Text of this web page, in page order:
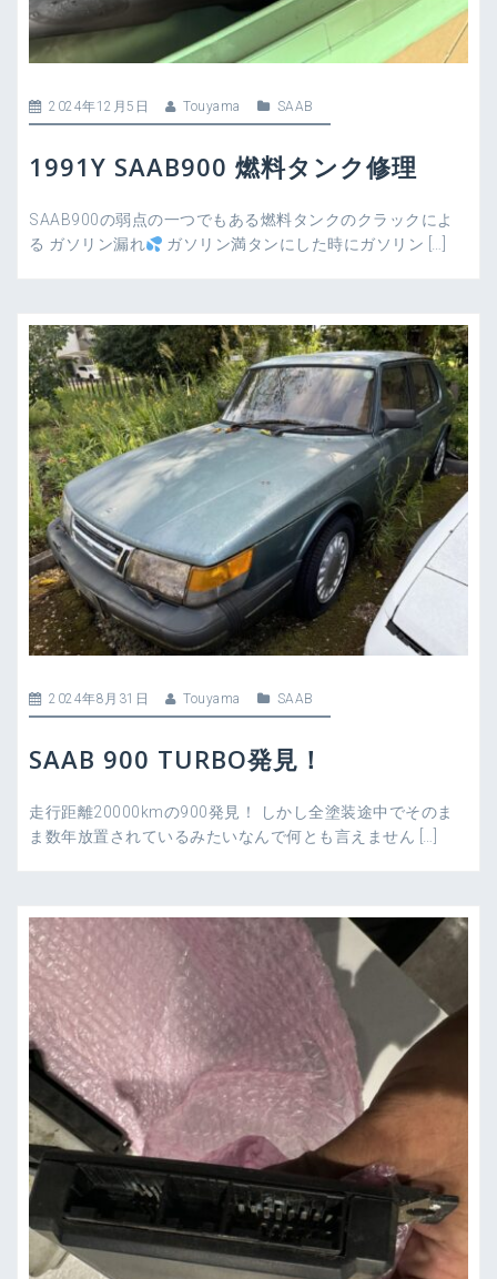
2024年12月5日 Touyama SAAB
1991Y SAAB900 燃料タンク修理
SAAB900の弱点の一つでもある燃料タンクのクラックによ
る ガソリン漏れ
ガソリン満タンにした時にガソリン […]
2024年8月31日 Touyama SAAB
SAAB 900 TURBO発見！
走行距離20000kmの900発見！ しかし全塗装途中でそのま
ま数年放置されているみたいなんで何とも言えません […]